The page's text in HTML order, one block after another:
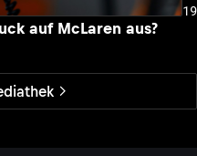
auf McLaren aus?